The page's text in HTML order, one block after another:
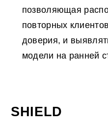
позволяющая
повторных
доверия, и
модели на ранней
SHIELD